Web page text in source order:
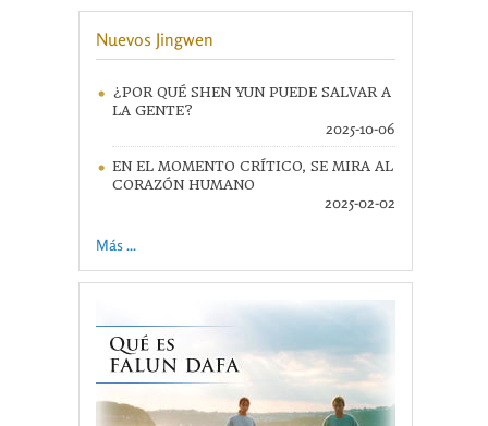
Nuevos Jingwen
¿POR QUÉ SHEN YUN PUEDE SALVAR A
LA GENTE?
2025-10-06
EN EL MOMENTO CRÍTICO, SE MIRA AL
CORAZÓN HUMANO
2025-02-02
Más ...